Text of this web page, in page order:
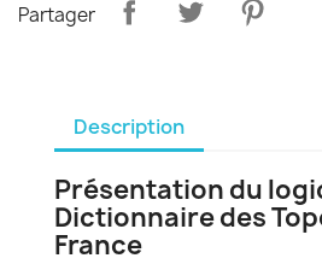
Partager
Description
Présentation du
Dictionnaire des
France